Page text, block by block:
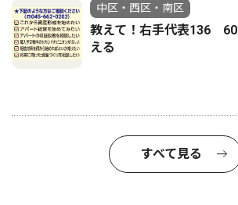
中区・西区・南区
教えて！右手代表136 60
える
すべて見る